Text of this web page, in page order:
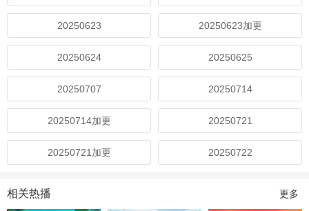
20250623 20250623加更
20250624 20250625
20250707 20250714
20250714加更 20250721
20250721加更 20250722
相关热播 更多